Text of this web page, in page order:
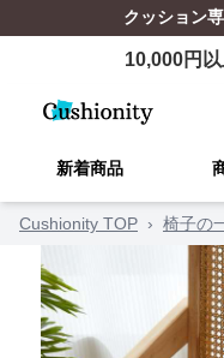
クッション
10,000円
新着商品
Cushionity TOP › 椅子の